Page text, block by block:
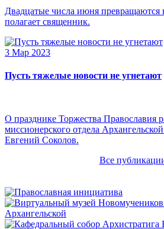
Двадцатые числа июня превращаются
полагает священник.
3 Мар 2023
Пусть тяжелые новости не угнетают
О празднике Торжества Православия
миссионерского отдела
Евгений Соколов.
Все